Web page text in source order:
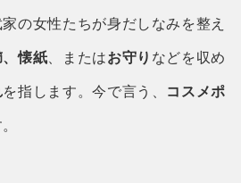
の女性たちが身だしなみを整え
懐紙 、またはお守り などを収め
を指します。今で言う、 コスメポ